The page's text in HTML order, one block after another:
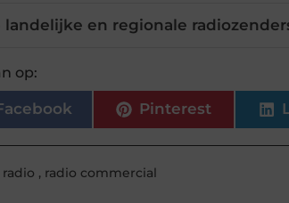
landelijke en regionale
op:
Pinterest
, radio commercial